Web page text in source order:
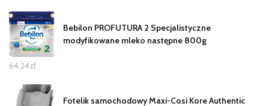
Bebilon PROFUTURA 2 Specjalistyczne
modyfikowane mleko następne 800g
64,24zł
Fotelik samochodowy Maxi-Cosi Kore Authentic